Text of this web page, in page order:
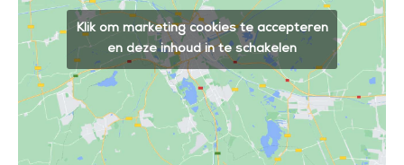
Klik om marketing cookies te accepteren
en deze inhoud in te schakelen